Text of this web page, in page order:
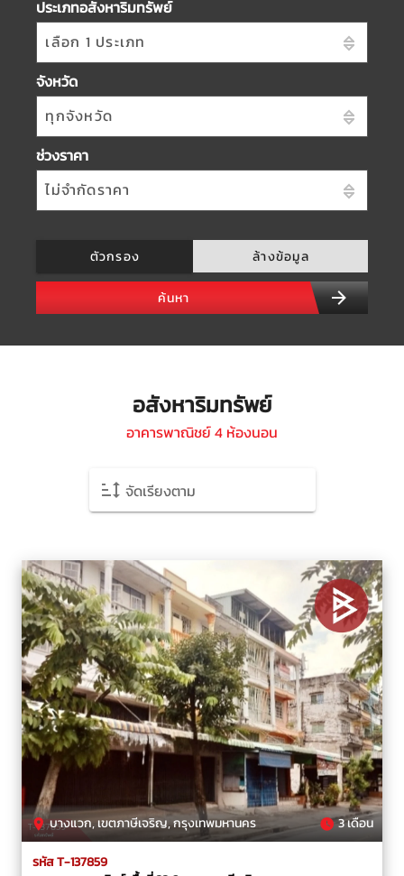
ประเภทอสังหาริมทรัพย์
เลือก 1 ประเภท
จังหวัด
ทุกจังหวัด
ช่วงราคา
ไม่จำกัดราคา
ตัวกรอง ล้างข้อมูล
ค้นหา
อสังหาริมทรัพย์
อาคารพาณิชย์ 4 ห้องนอน
จัดเรียงตาม
บางแวก, เขตภาษีเจริญ, กรุงเทพมหานคร 3 เดือน
รหัส T-137859